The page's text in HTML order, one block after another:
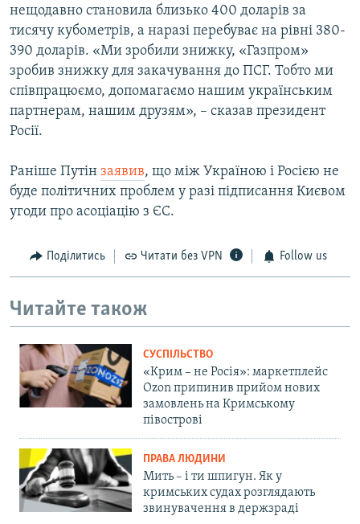
нещодавно становила близько 400 доларів за
тисячу кубометрів, а наразі перебуває на рівні 380-
390 доларів. «Ми зробили знижку, «Газпром»
зробив знижку для закачування до ПСГ. Тобто ми
співпрацюємо, допомагаємо нашим українським
партнерам, нашим друзям», – сказав президент
Росії.
Раніше Путін заявив, що між Україною і Росією не
буде політичних проблем у разі підписання Києвом
угоди про асоціацію з ЄС.
Поділитись Читати без VPN Follow us
Читайте також
СУСПІЛЬСТВО
«Крим – не Росія»: маркетплейс
Ozon припинив прийом нових
замовлень на Кримському
півострові
ПРАВА ЛЮДИНИ
Мить – і ти шпигун. Як у
кримських судах розглядають
звинувачення в держзраді